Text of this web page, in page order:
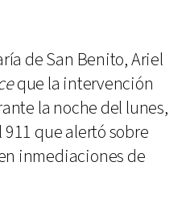
de San Benito, Ariel
que la intervención
la noche del lunes,
que alertó sobre
inmediaciones de